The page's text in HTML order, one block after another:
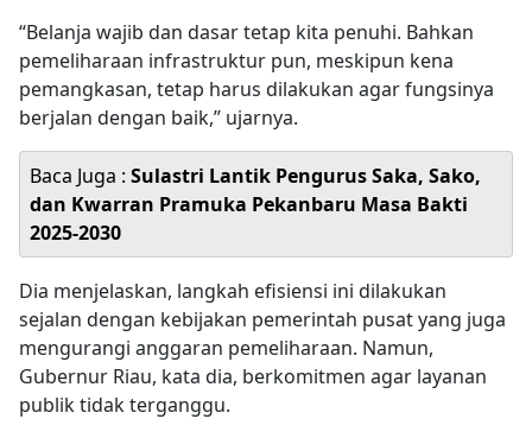
“Belanja wajib dan dasar tetap kita penuhi. Bahkan
pemeliharaan infrastruktur pun, meskipun kena
pemangkasan, tetap harus dilakukan agar fungsinya
berjalan dengan baik,” ujarnya.
Baca Juga : Sulastri Lantik Pengurus Saka, Sako,
dan Kwarran Pramuka Pekanbaru Masa Bakti
2025-2030
Dia menjelaskan, langkah efisiensi ini dilakukan
sejalan dengan kebijakan pemerintah pusat yang juga
mengurangi anggaran pemeliharaan. Namun,
Gubernur Riau, kata dia, berkomitmen agar layanan
publik tidak terganggu.